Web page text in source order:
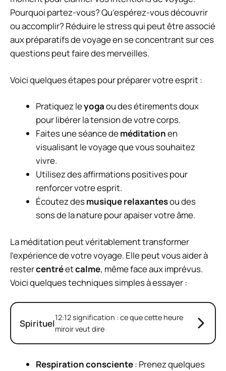
Pourquoi partez-vous? Qu’espérez-vous découvrir
ou accomplir? Réduire le stress qui peut être associé
aux préparatifs de voyage en se concentrant sur ces
questions peut faire des merveilles.
Voici quelques étapes pour préparer votre esprit :
Pratiquez leyogaou des étirements doux
pour libérer la tension de votre corps.
Faites une séance deméditationen
visualisant le voyage que vous souhaitez
vivre.
Utilisez des affirmations positives pour
renforcer votre esprit.
Écoutez desmusique relaxantesou des
sons de la nature pour apaiser votre âme.
La méditation peut véritablement transformer
l’expérience de votre voyage. Elle peut vous aider à
restercentréetcalme, même face aux imprévus.
Voici quelques techniques simples à essayer :
Spirituel12:12 signification : ce que cette heure
miroir veut dire
Respiration consciente: Prenez quelques